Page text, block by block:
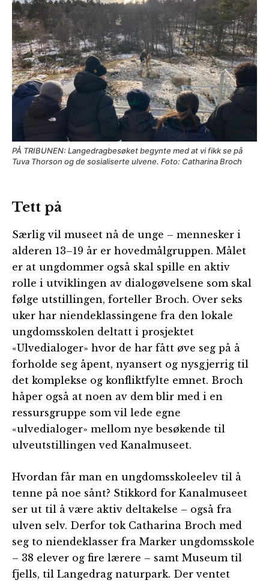
PÅ TRIBUNEN: Langedragbesøket begynte med at vi fikk se på
Tuva Thorson og de sosialiserte ulvene. Foto: Catharina Broch
Tett på
Særlig vil museet nå de unge – mennesker i
alderen 13–19 år er hovedmålgruppen. Målet
er at ungdommer også skal spille en aktiv
rolle i utviklingen av dialogøvelsene som skal
følge utstillingen, forteller Broch. Over seks
uker har niendeklassingene fra den lokale
ungdomsskolen deltatt i prosjektet
«Ulvedialoger» hvor de har fått øve seg på å
forholde seg åpent, nyansert og nysgjerrig til
det komplekse og konfliktfylte emnet. Broch
håper også at noen av dem blir med i en
ressursgruppe som vil lede egne
«ulvedialoger» mellom nye besøkende til
ulveutstillingen ved Kanalmuseet.
Hvordan får man en ungdomsskoleelev til å
tenne på noe sånt? Stikkord for Kanalmuseet
ser ut til å være aktiv deltakelse – også fra
ulven selv. Derfor tok Catharina Broch med
seg to niendeklasser fra Marker ungdomsskole
– 38 elever og fire lærere – samt Museum til
fjells, til Langedrag naturpark. Der ventet